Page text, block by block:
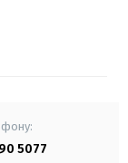
5077